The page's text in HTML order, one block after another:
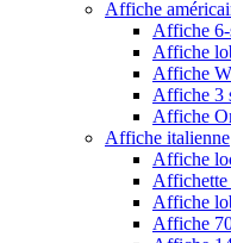
Affiche
Affiche
Affiche
Affiche
Affiche 3
Affiche
Affiche italienne
Affiche
Affiche
Affiche